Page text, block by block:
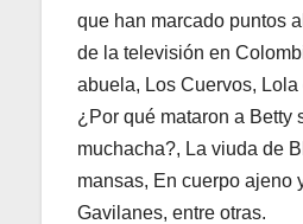
que han marcado puntos
de la televisión en
abuela, Los Cuervos,
¿Por qué mataron a Betty
muchacha?, La viuda de
mansas, En cuerpo ajeno
Gavilanes, entre otras.